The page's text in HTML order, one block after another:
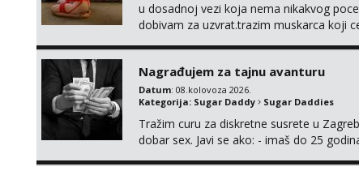
u dosadnoj vezi koja nema nikakvog
dobivam za uzvrat.trazim muskarca koji
Nagrađujem za tajnu avanturu
Datum: 08.kolovoza 2026.
Kategorija: Sugar Daddy Sugar Daddies
Tražim curu za diskretne susrete u
dobar sex. Javi se ako: - imaš do 25